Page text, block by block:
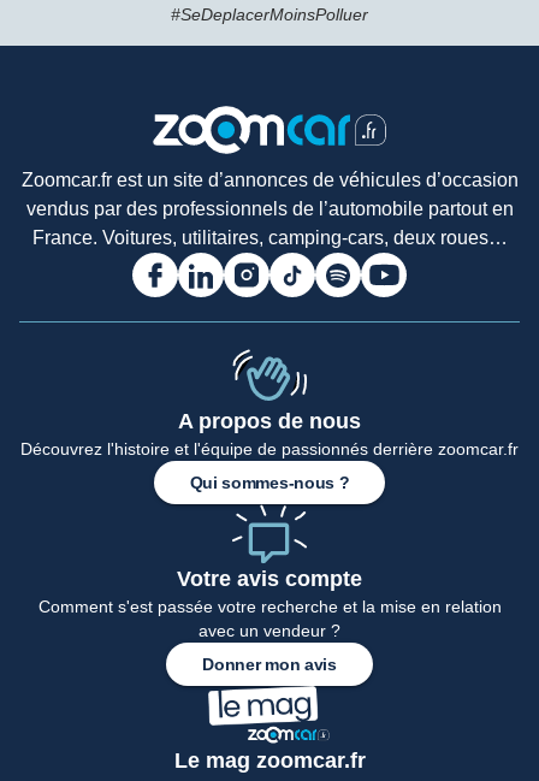
#SeDeplacerMoinsPolluer
Zoomcar.fr est un site d’annonces de véhicules d’occasion
vendus par des professionnels de l’automobile partout en
France. Voitures, utilitaires, camping-cars, deux roues…
A propos de nous
Découvrez l'histoire et l'équipe de passionnés derrière zoomcar.fr
Qui sommes-nous ?
Votre avis compte
Comment s'est passée votre recherche et la mise en relation
avec un vendeur ?
Donner mon avis
Le mag zoomcar.fr